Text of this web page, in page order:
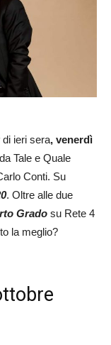
di ieri sera, venerdì
Tale e Quale
Conti. Su
. Oltre alle due
Grado su Rete 4
la meglio?